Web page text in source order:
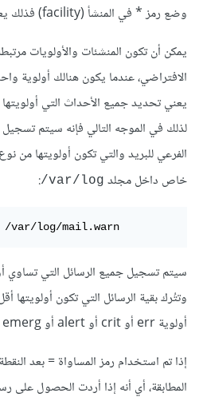
وضع رمز * في المنشأ (facility) فذلك يعني لجميع المصادر.
يمكن أن تكون المنشئات والأولويات
الافتراضي، عندما يكون هنالك أولوية
يعني تحديد جميع الأحداث التي أولويتها
لذلك في الموجه التالي فإنه سيتم
الفرعي للبريد والتي تكون أولويتها
خاص داخل مجلد var/log/
:
log/mail.warn
سيتم تسجيل جميع الرسائل التي تساوي
وتتُرك بقية الرسائل التي تكون أولويتها
أولوية err أو crit أو alert أو emerg لن يتم تسجيلها في الملف.
إذا تم استخدام رمز المساواة = بعد